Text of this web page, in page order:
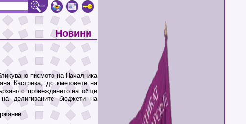
Новини
писмото на Началника
Кастрева, до кметовете на
с провеждането на общи
делигираните бюджети на